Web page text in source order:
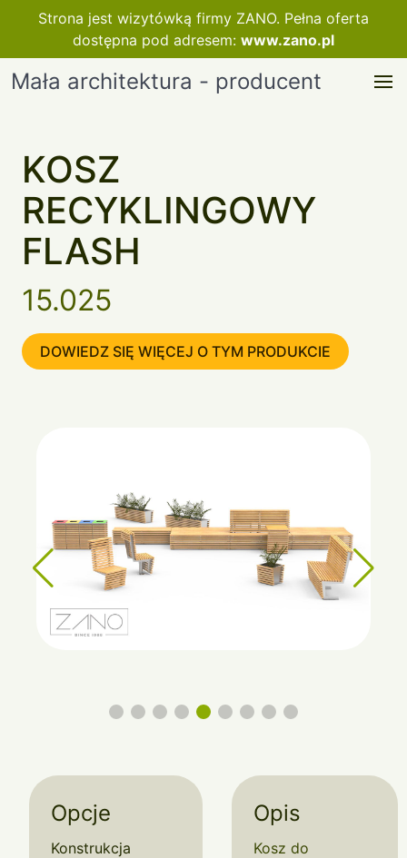
Strona jest wizytówką firmy ZANO. Pełna oferta
dostępna pod adresem: www.zano.pl
Mała architektura - producent
KOSZ
RECYKLINGOWY
FLASH
15.025
DOWIEDZ SIĘ WIĘCEJ O TYM PRODUKCIE
Opcje
Konstrukcja
Opis
Kosz do